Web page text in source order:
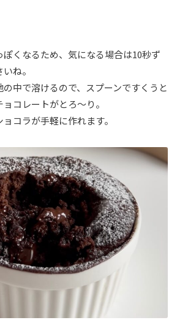
くなるため、気になる場合は10秒ず
ね。
中で溶けるので、スプーンですくうと
コレートがとろ～り。
コラが手軽に作れます。